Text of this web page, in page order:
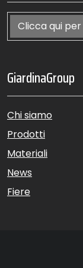
Clicca qui
GiardinaGroup
Chi siamo
Prodotti
Materiali
News
Fiere